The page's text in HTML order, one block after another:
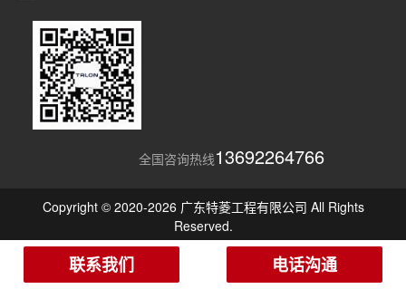
全国咨询热线13692264766
联系我们 电话沟通
Copyright © 2020-2026 广东特菱工程有限公司 All Rights
Reserved.